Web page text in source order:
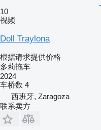
10
视频
Doll Traylona
根据请求提供价格
多莉拖车
2024
车桥数 4
西班牙, Zaragoza
联系卖方